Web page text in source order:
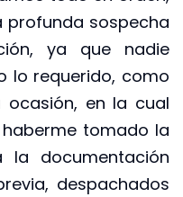
profunda sospecha
ya que nadie
lo requerido, como
en la cual
haberme tomado la
la documentación
despachados